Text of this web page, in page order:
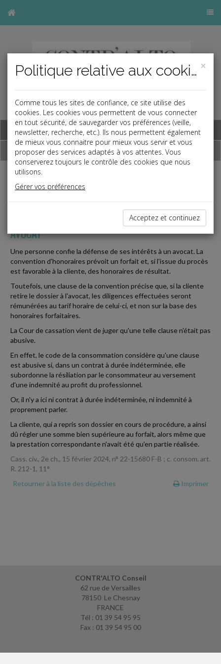
Base documentaire
Dépêches
Vie des affaires
Date: 2024-03-20
CONVENTION D'HONORAIRES PROPOSÉE PAR UN
AVOCAT
Une personne confie la défense de ses intérêts à un avocat. La
convention d'honoraires prévoit un forfait et, si l'issue du procès
est favorable à la cliente, des honoraires de résultat.
Toutefois, une clause de la convention précise que, si la cliente
retire le dossier à l'avocat, les diligences effectuées seront
rémunérées au tarif horaire de celui-ci, et non sur la base des
honoraires forfaitaires.
La Cour de cassation vient de juger qu'une telle clause n'était pas
abusive.
En effet, le code de la consommation considère qu'une clause
est abusive si, dans un contrat à durée indéterminée, elle
subordonne la résiliation par le consommateur au versement
d'une indemnité au profit du professionnel.
Or, il n'y a ici ni contrat à durée indéterminée, ni indemnité à
proprement parler.
La cliente, qui a repris son dossier en cours de procédure, a ainsi
dû régler une somme bien supérieure au forfait, alors même que
la prestation correspondante n'avait été qu'en partie réalisée.
Cass. civ., 2e ch., 15 février 2024, n° 22-15680 F-B ; c. consom. art.
R. 212-1, 11°
Retourner à la liste des dépêches
Imprimer
CONTR'ALTO Conseil
62 rue de Versailles
78150 Le Chesnay
FRANCE
Tél : 01 39 54 95 95
Fax : 01 39 54 95 00
×
Politique relative aux cookies
Comme tous les sites de confiance, ce site utilise des
cookies. Les cookies vous permettent de vous connecter
en tout sécurité, de sauvegarder vos préférences (veille,
newsletter, recherche, etc.). Ils nous permettent également
de mieux vous connaitre pour mieux vous servir et vous
proposer des services adaptés à vos attentes. Vous
conserverez toujours le contrôle des cookies que nous
utilisons.
Gérer vos préférences
Acceptez et continuez